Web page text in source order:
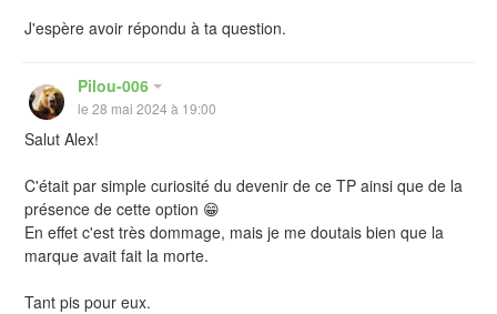
J'espère avoir répondu à ta question.
Pilou-006
le 28 mai 2024 à 19:00
Salut Alex!
C'était par simple curiosité du devenir de ce TP ainsi que de la
présence de cette option 😁
En effet c'est très dommage, mais je me doutais bien que la
marque avait fait la morte.
Tant pis pour eux.